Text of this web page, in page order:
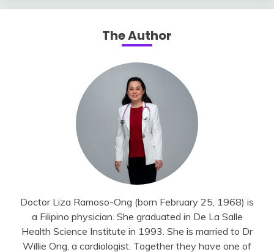
The Author
Doctor Liza Ramoso-Ong (born February 25, 1968) is
a Filipino physician. She graduated in De La Salle
Health Science Institute in 1993. She is married to Dr
Willie Ong, a cardiologist. Together they have one of